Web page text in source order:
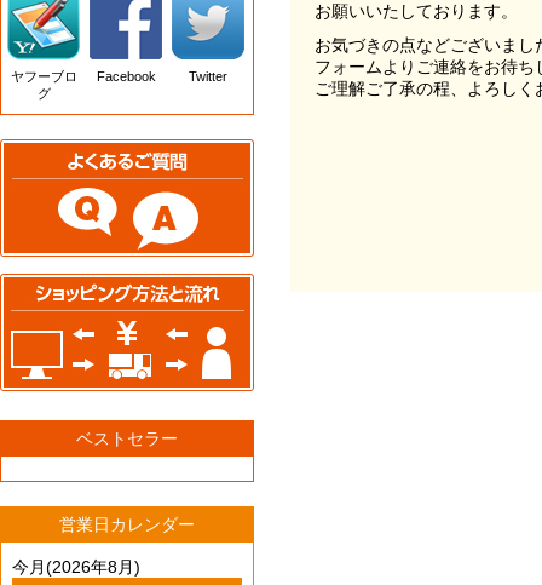
ヤフーブロ
グ
Facebook Twitter
ベストセラー
営業日カレンダー
今月(2026年8月)
お願いいたしております。
お気づきの点などございま
フォームよりご連絡をお待ち
ご理解ご了承の程、よろし